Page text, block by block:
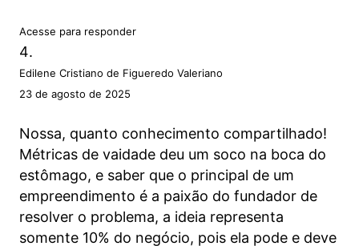
Acesse para responder
Edilene Cristiano de Figueredo Valeriano
23 de agosto de 2025
Nossa, quanto conhecimento compartilhado!
Métricas de vaidade deu um soco na boca do
estômago, e saber que o principal de um
empreendimento é a paixão do fundador de
resolver o problema, a ideia representa
somente 10% do negócio, pois ela pode e deve